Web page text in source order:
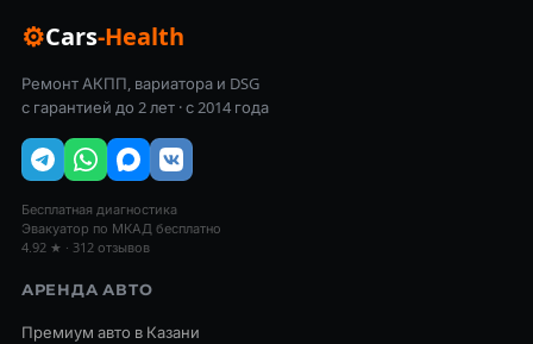
⚙Cars-Health
Ремонт АКПП, вариатора и DSG
с гарантией до 2 лет · с 2014 года
Бесплатная диагностика
Эвакуатор по МКАД бесплатно
4.92 ★ · 312 отзывов
АРЕНДА АВТО
Премиум авто в Казани